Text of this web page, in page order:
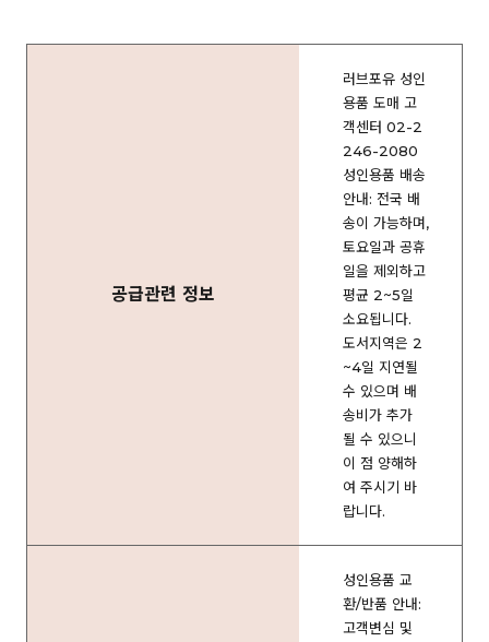
공급관련 정보
러브포유 성인
용품 도매 고
객센터 02-2
246-2080
성인용품 배송
안내: 전국 배
송이 가능하며,
토요일과 공휴
일을 제외하고
평균 2~5일
소요됩니다.
도서지역은 2
~4일 지연될
수 있으며 배
송비가 추가
될 수 있으니
이 점 양해하
여 주시기 바
랍니다.
성인용품 교
환/반품 안내:
고객변심 및